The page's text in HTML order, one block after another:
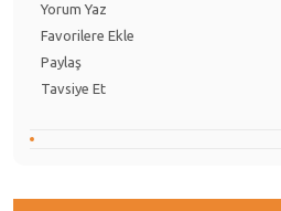
Yorum Yaz
Paylaş
Tavsiye Et